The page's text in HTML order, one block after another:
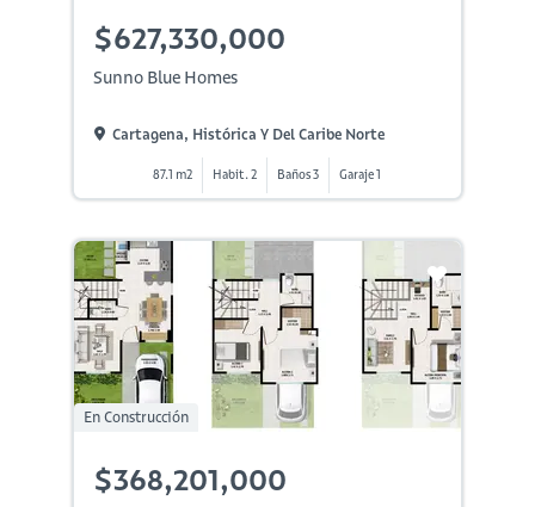
$627,330,000
Sunno Blue Homes
Cartagena, Histórica Y Del Caribe Norte
87.1 m2 Habit. 2 Baños 3 Garaje 1
En Construcción
$368,201,000